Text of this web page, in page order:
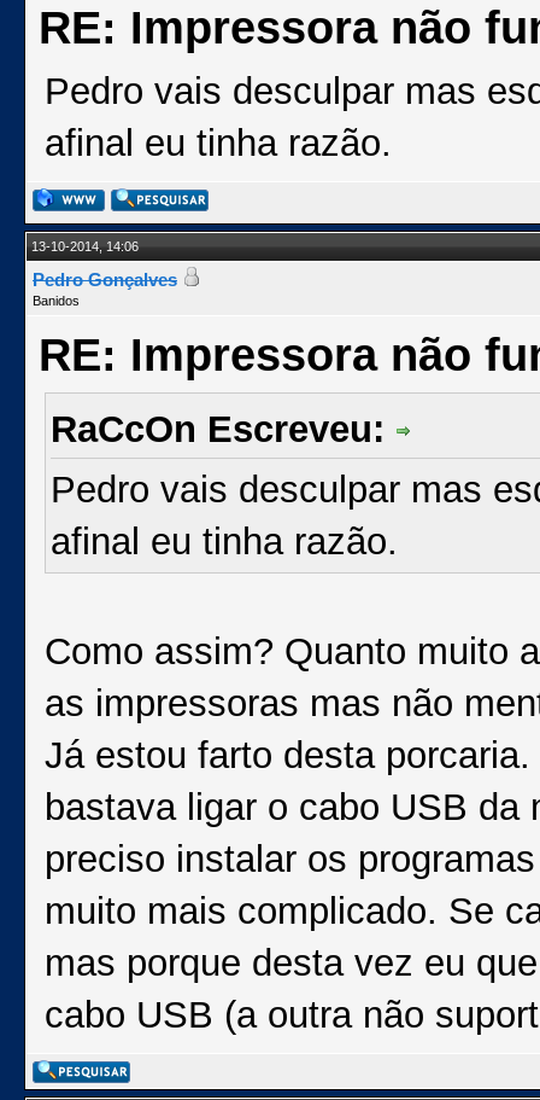
RE: Impressora não
Pedro vais desculpar mas
afinal eu tinha razão.
13-10-2014, 14:06
Pedro Gonçalves
Banidos
RE: Impressora não
RaCcOn Escreveu:
Pedro vais desculpar mas
afinal eu tinha razão.
Como assim? Quanto muito
as impressoras mas não
Já estou farto desta
bastava ligar o cabo USB
preciso instalar os
muito mais complicado. Se
mas porque desta vez eu
cabo USB (a outra não